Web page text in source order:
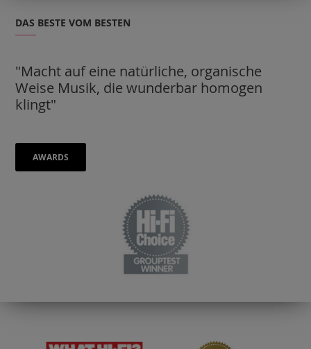
DAS BESTE VOM BESTEN
"Macht auf eine natürliche, organische
Weise Musik, die wunderbar homogen
klingt"
AWARDS